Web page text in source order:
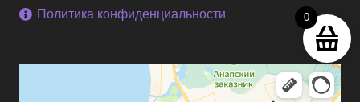
0
Политика конфиденциальности